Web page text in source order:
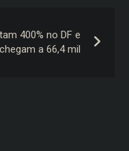
400% no DF e
chegam a 66,4 mil